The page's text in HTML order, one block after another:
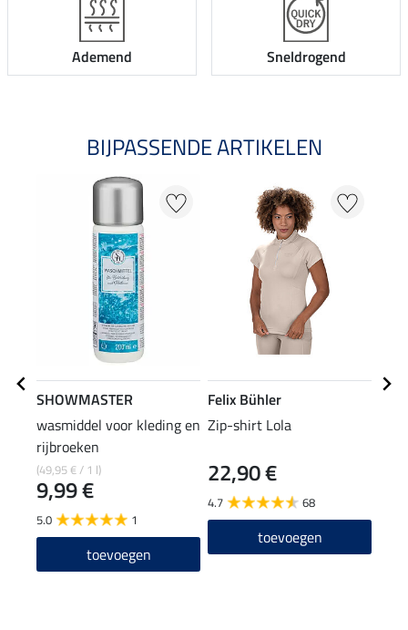
Ademend Sneldrogend
BIJPASSENDE ARTIKELEN
SHOWMASTER
wasmiddel voor kleding en
rijbroeken
(49,95 € / 1 l)
9,99 €
5.0 1
toevoegen
Felix Bühler
Zip-shirt Lola
22,90 €
4.7 68
toevoegen